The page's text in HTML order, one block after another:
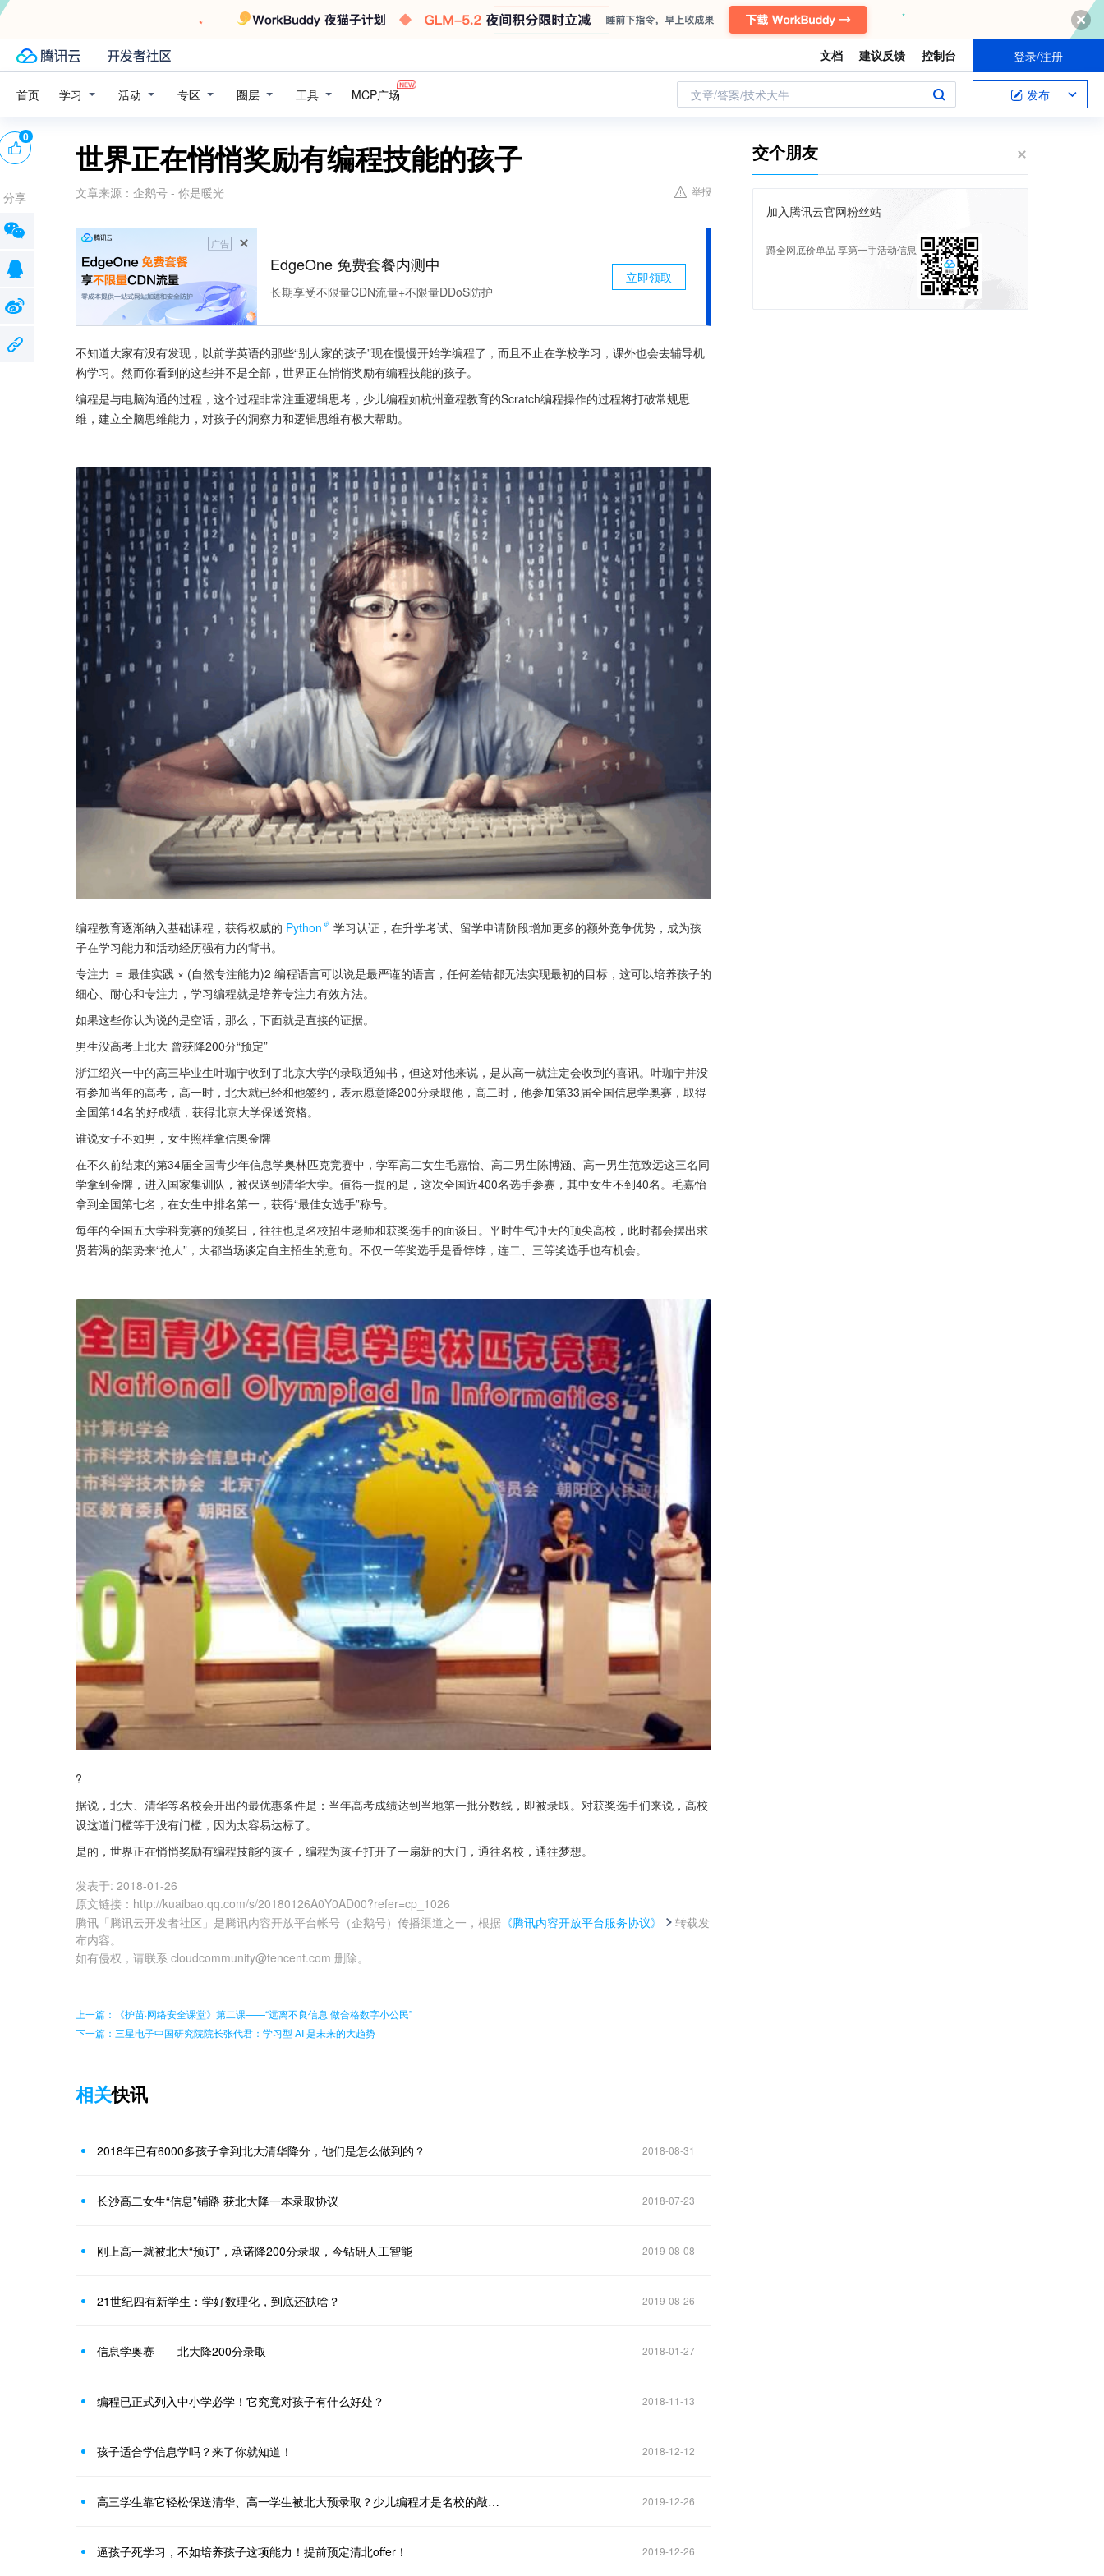
文档 建议反馈 控制台 登录/注册
首页 学习 活动 专区 圈层 工具 MCP广场 文章/答案/技术大牛 发布
世界正在悄悄奖励有编程技能的孩子
文章来源： 企鹅号 - 你是暖光 举报
广告
EdgeOne 免费套餐内测中
长期享受不限量CDN流量+不限量DDoS防护
立即领取
不知道大家有没有发现，以前学英语的那些“别人家的孩子”现在慢慢开始学编程了，而且不止在学校学习，课外也会去辅导机
构学习。然而你看到的这些并不是全部，世界正在悄悄奖励有编程技能的孩子。
编程是与电脑沟通的过程，这个过程非常注重逻辑思考，少儿编程如杭州童程教育的Scratch编程操作的过程将打破常规思
维，建立全脑思维能力，对孩子的洞察力和逻辑思维有极大帮助。
编程教育逐渐纳入基础课程，获得权威的 Python
学习认证，在升学考试、留学申请阶段增加更多的额外竞争优势，成为孩
子在学习能力和活动经历强有力的背书。
专注力 ＝ 最佳实践 × (自然专注能力)2 编程语言可以说是最严谨的语言，任何差错都无法实现最初的目标，这可以培养孩子的
细心、耐心和专注力，学习编程就是培养专注力有效方法。
如果这些你认为说的是空话，那么，下面就是直接的证据。
男生没高考上北大 曾获降200分“预定”
浙江绍兴一中的高三毕业生叶珈宁收到了北京大学的录取通知书，但这对他来说，是从高一就注定会收到的喜讯。叶珈宁并没
有参加当年的高考，高一时，北大就已经和他签约，表示愿意降200分录取他，高二时，他参加第33届全国信息学奥赛，取得
全国第14名的好成绩，获得北京大学保送资格。
谁说女子不如男，女生照样拿信奥金牌
在不久前结束的第34届全国青少年信息学奥林匹克竞赛中，学军高二女生毛嘉怡、高二男生陈博涵、高一男生范致远这三名同
学拿到金牌，进入国家集训队，被保送到清华大学。值得一提的是，这次全国近400名选手参赛，其中女生不到40名。毛嘉怡
拿到全国第七名，在女生中排名第一，获得“最佳女选手”称号。
每年的全国五大学科竞赛的颁奖日，往往也是名校招生老师和获奖选手的面谈日。平时牛气冲天的顶尖高校，此时都会摆出求
贤若渴的架势来“抢人”，大都当场谈定自主招生的意向。不仅一等奖选手是香饽饽，连二、三等奖选手也有机会。
?
据说，北大、清华等名校会开出的最优惠条件是：当年高考成绩达到当地第一批分数线，即被录取。对获奖选手们来说，高校
设这道门槛等于没有门槛，因为太容易达标了。
是的，世界正在悄悄奖励有编程技能的孩子，编程为孩子打开了一扇新的大门，通往名校，通往梦想。
发表于: 2018-01-26
原文链接 ： http://kuaibao.qq.com/s/20180126A0Y0AD00?refer=cp_1026
腾讯「腾讯云开发者社区」是腾讯内容开放平台帐号（企鹅号）传播渠道之一，根据 《腾讯内容开放平台服务协议》
转载发
布内容。
如有侵权，请联系 cloudcommunity@tencent.com 删除。
0
分享
上一篇：《护苗·网络安全课堂》第二课——“远离不良信息 做合格数字小公民”
下一篇：三星电子中国研究院院长张代君：学习型 AI 是未来的大趋势
相关快讯
2018年已有6000多孩子拿到北大清华降分，他们是怎么做到的？ 2018-08-31
长沙高二女生“信息”铺路 获北大降一本录取协议 2018-07-23
刚上高一就被北大“预订”，承诺降200分录取，今钻研人工智能 2019-08-08
21世纪四有新学生：学好数理化，到底还缺啥？ 2019-08-26
信息学奥赛——北大降200分录取 2018-01-27
编程已正式列入中小学必学！它究竟对孩子有什么好处？ 2018-11-13
孩子适合学信息学吗？来了你就知道！ 2018-12-12
高三学生靠它轻松保送清华、高一学生被北大预录取？少儿编程才是名校的敲门砖！ 2019-12-26
逼孩子死学习，不如培养孩子这项能力！提前预定清北offer！ 2019-12-26
交个朋友
加入腾讯云官网粉丝站
蹲全网底价单品 享第一手活动信息